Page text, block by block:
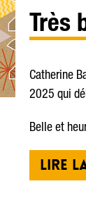
Très
Catherine
2025 qui
Belle et
LIRE